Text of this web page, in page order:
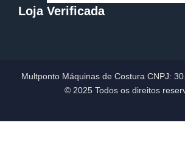
Loja Verificada
Multponto Máquinas de Costura CNPJ:
© 2025 Todos os direitos